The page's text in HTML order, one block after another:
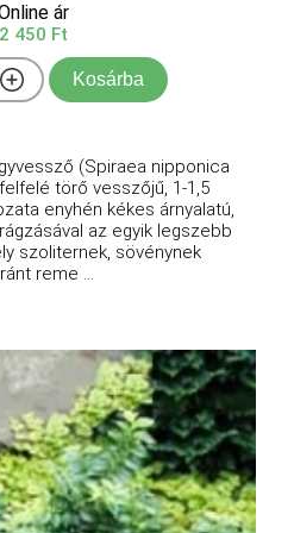
ár
2 450 Ft
Kosárba
(Spiraea nipponica
törő vesszőjű, 1-1,5
enyhén kékes árnyalatú,
az egyik legszebb
szoliternek, sövénynek
reme ...